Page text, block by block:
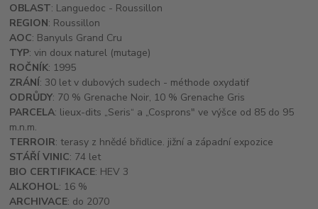
OBLAST: Languedoc - Roussillon
REGION: Roussillon
AOC: Banyuls Grand Cru
TYP: vin doux naturel (mutage)
ROČNÍK: 1995
ZRÁNÍ: 30 let v dubových sudech - méthode oxydatif
ODRŮDY: 70 % Grenache Noir, 10 % Grenache Gris
PARCELA: lieux-dits „Seris“ a „Cosprons" ve výšce od 85 do 95
m.n.m.
TERROIR: terasy z hnědé břidlice. jižní a západní expozice
STÁŘÍ VINIC: 74 let
BIO CERTIFIKACE: HEV 3
ALKOHOL: 16 %
ARCHIVACE: do 2070